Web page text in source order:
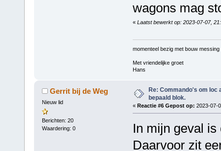
wagons mag
« Laatst bewerkt op: 2023-07-07,
momenteel bezig met bouw
Met vriendelijke groet
Hans
Gerrit bij de Weg
Nieuw lid
Berichten: 20
Waardering: 0
Re: Commando's om loc
bepaald blok.
« Reactie #6 Gepost op: 2023-07-
In mijn geval
Daarvoor zit